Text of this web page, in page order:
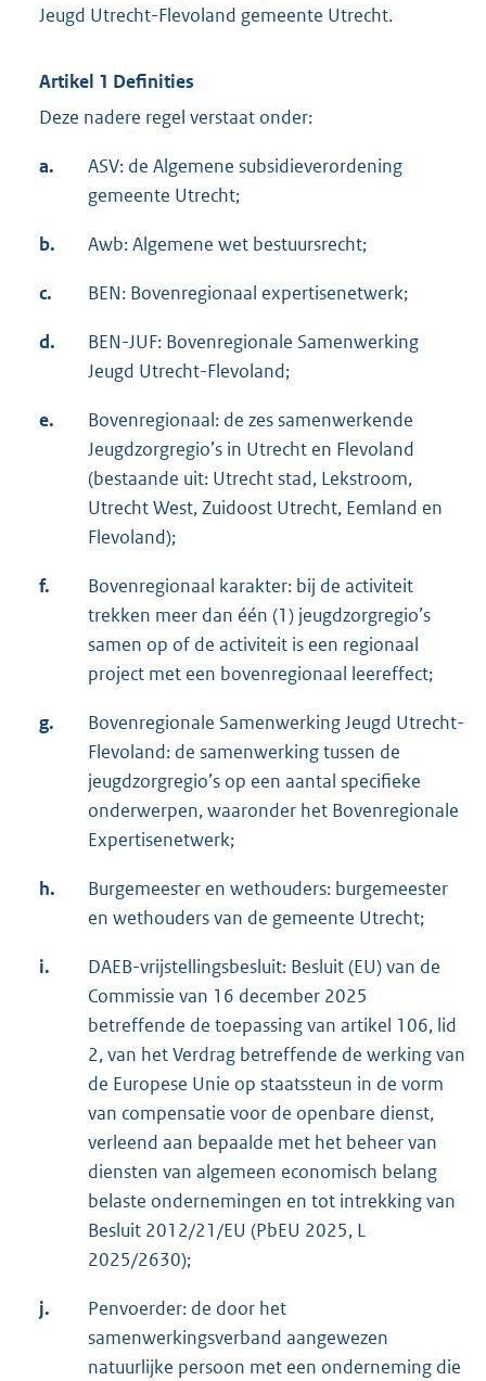
Jeugd Utrecht-Flevoland gemeente Utrecht.
Artikel 1 Definities
Deze nadere regel verstaat onder:
a.
ASV: de Algemene subsidieverordening
gemeente Utrecht;
b. Awb: Algemene wet bestuursrecht;
c. BEN: Bovenregionaal expertisenetwerk;
d.
BEN-JUF: Bovenregionale Samenwerking
Jeugd Utrecht-Flevoland;
e.
Bovenregionaal: de zes samenwerkende
Jeugdzorgregio’s in Utrecht en Flevoland
(bestaande uit: Utrecht stad, Lekstroom,
Utrecht West, Zuidoost Utrecht, Eemland en
Flevoland);
f.
Bovenregionaal karakter: bij de activiteit
trekken meer dan één (1) jeugdzorgregio’s
samen op of de activiteit is een regionaal
project met een bovenregionaal leereffect;
g.
Bovenregionale Samenwerking Jeugd Utrecht-
Flevoland: de samenwerking tussen de
jeugdzorgregio’s op een aantal specifieke
onderwerpen, waaronder het Bovenregionale
Expertisenetwerk;
h.
Burgemeester en wethouders: burgemeester
en wethouders van de gemeente Utrecht;
i.
DAEB-vrijstellingsbesluit: Besluit (EU) van de
Commissie van 16 december 2025
betreffende de toepassing van artikel 106, lid
2, van het Verdrag betreffende de werking van
de Europese Unie op staatssteun in de vorm
van compensatie voor de openbare dienst,
verleend aan bepaalde met het beheer van
diensten van algemeen economisch belang
belaste ondernemingen en tot intrekking van
Besluit 2012/21/EU (PbEU 2025, L
2025/2630);
j.
Penvoerder: de door het
samenwerkingsverband aangewezen
natuurlijke persoon met een onderneming die